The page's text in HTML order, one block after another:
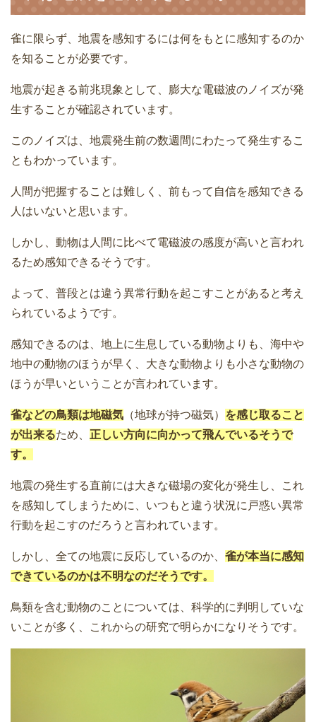
雀に限らず、地震を感知するには何をもとに感知するのか
を知ることが必要です。
地震が起きる前兆現象として、膨大な電磁波のノイズが発
生することが確認されています。
このノイズは、地震発生前の数週間にわたって発生するこ
ともわかっています。
人間が把握することは難しく、前もって自信を感知できる
人はいないと思います。
しかし、動物は人間に比べて電磁波の感度が高いと言われ
るため感知できるそうです。
よって、普段とは違う異常行動を起こすことがあると考え
られているようです。
感知できるのは、地上に生息している動物よりも、海中や
地中の動物のほうが早く、大きな動物よりも小さな動物の
ほうが早いということが言われています。
雀などの鳥類は地磁気 （地球が持つ磁気） を感じ取ること
が出来るため、 正しい方向に向かって飛んでいるそうで
す。
地震の発生する直前には大きな磁場の変化が発生し、これ
を感知してしまうために、いつもと違う状況に戸惑い異常
行動を起こすのだろうと言われています。
しかし、全ての地震に反応しているのか、 雀が本当に感知
できているのかは不明なのだそうです。
鳥類を含む動物のことについては、科学的に判明していな
いことが多く、これからの研究で明らかになりそうです。